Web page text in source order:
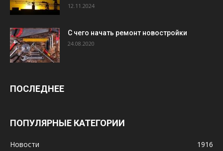
12.11.2024
С чего начать ремонт новостройки
24.08.2020
ПОСЛЕДНЕЕ
ПОПУЛЯРНЫЕ КАТЕГОРИИ
Новости 1916